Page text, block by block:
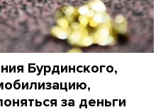
Бурдинского,
за деньги